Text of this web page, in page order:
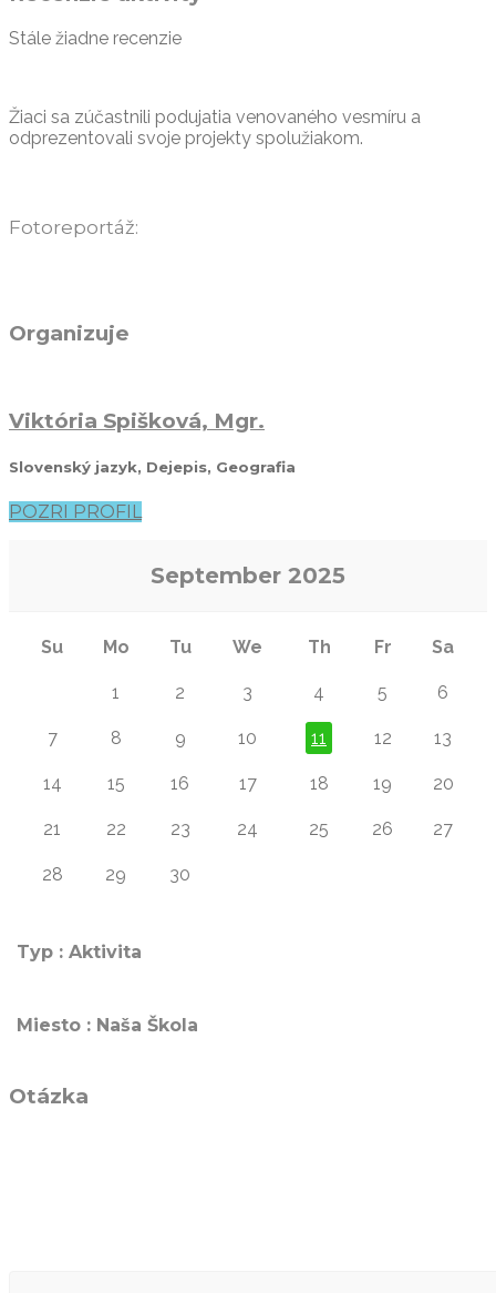
Stále žiadne recenzie
Žiaci sa zúčastnili podujatia venovaného vesmíru a
odprezentovali svoje projekty spolužiakom.
Fotoreportáž:
Organizuje
Viktória Spišková, Mgr.
Slovenský jazyk, Dejepis, Geografia
POZRI PROFIL
September 2025
Su Mo Tu We Th Fr Sa
1 2 3 4 5 6
7 8 9 10 11 12 13
14 15 16 17 18 19 20
21 22 23 24 25 26 27
28 29 30
Typ : Aktivita
Miesto : Naša Škola
Otázka